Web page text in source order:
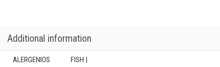
Additional information
ALERGENIOS FISH |